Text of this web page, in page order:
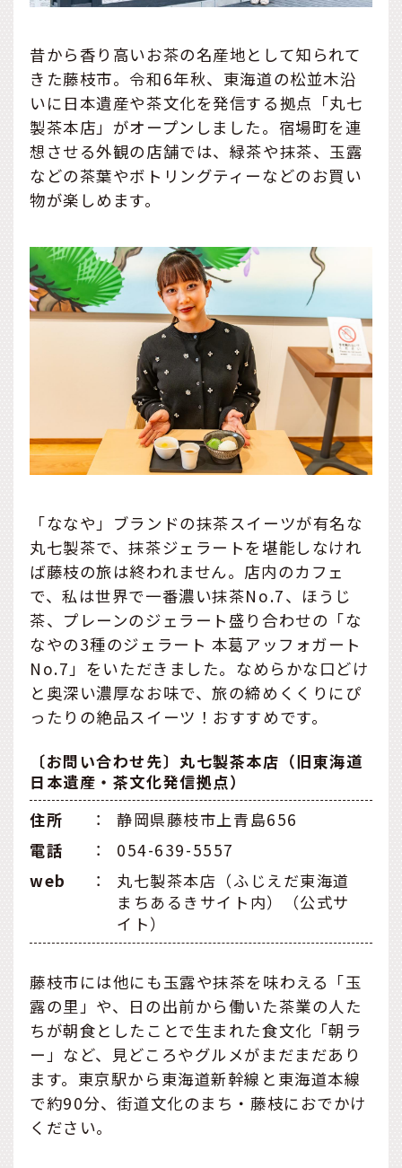
昔から香り高いお茶の名産地として知られて
きた藤枝市。令和6年秋、東海道の松並木沿
いに日本遺産や茶文化を発信する拠点「丸七
製茶本店」がオープンしました。宿場町を連
想させる外観の店舗では、緑茶や抹茶、玉露
などの茶葉やボトリングティーなどのお買い
物が楽しめます。
「ななや」ブランドの抹茶スイーツが有名な
丸七製茶で、抹茶ジェラートを堪能しなけれ
ば藤枝の旅は終われません。店内のカフェ
で、私は世界で一番濃い抹茶No.7、ほうじ
茶、プレーンのジェラート盛り合わせの「な
なやの3種のジェラート 本葛アッフォガート
No.7」をいただきました。なめらかな口どけ
と奥深い濃厚なお味で、旅の締めくくりにぴ
ったりの絶品スイーツ！おすすめです。
〔お問い合わせ先〕丸七製茶本店（旧東海道
日本遺産・茶文化発信拠点）
住所
：
静岡県藤枝市上青島656
電話
：
054-639-5557
web
：
丸七製茶本店（ふじえだ東海道
まちあるきサイト内）（公式サ
イト）
藤枝市には他にも玉露や抹茶を味わえる「玉
露の里」や、日の出前から働いた茶業の人た
ちが朝食としたことで生まれた食文化「朝ラ
ー」など、見どころやグルメがまだまだあり
ます。東京駅から東海道新幹線と東海道本線
で約90分、街道文化のまち・藤枝におでかけ
ください。